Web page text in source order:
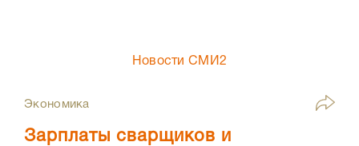
Новости СМИ2
Экономика
Зарплаты сварщиков и